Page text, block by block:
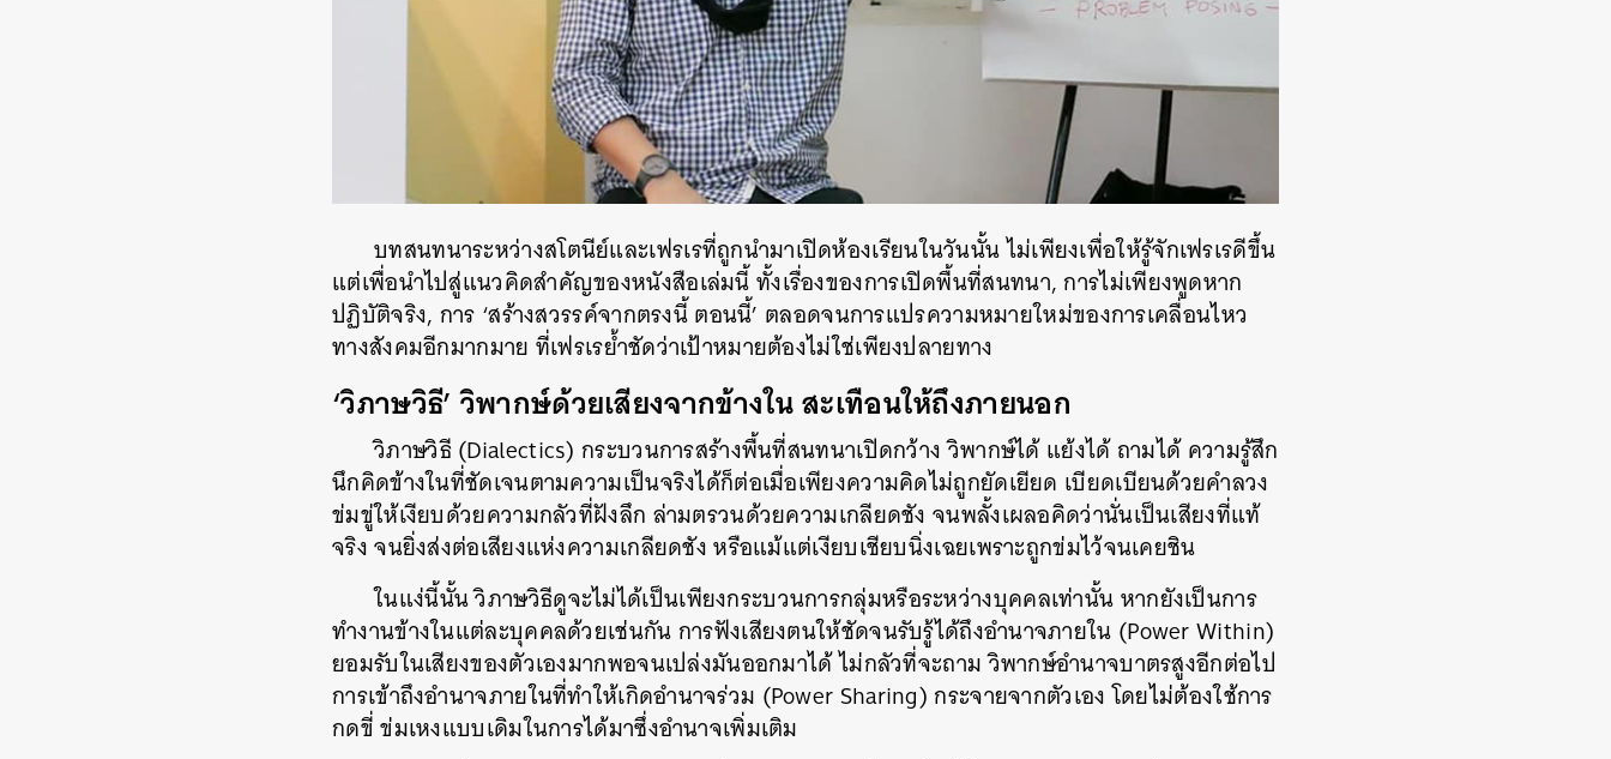
บทสนทนาระหว่างสโตนีย์และเฟรเรที่ถูกนำมาเปิดห้องเรียนในวันนั้น ไม่เพียงเพื่อให้รู้จักเฟรเรดีขึ้น
แต่เพื่อนำไปสู่แนวคิดสำคัญของหนังสือเล่มนี้ ทั้งเรื่องของการเปิดพื้นที่สนทนา, การไม่เพียงพูดหาก
ปฏิบัติจริง, การ ‘สร้างสวรรค์จากตรงนี้ ตอนนี้’ ตลอดจนการแปรความหมายใหม่ของการเคลื่อนไหว
ทางสังคมอีกมากมาย ที่เฟรเรย้ำชัดว่าเป้าหมายต้องไม่ใช่เพียงปลายทาง
‘วิภาษวิธี’วิพากษ์ด้วยเสียงจากข้างในสะเทือนให้ถึงภายนอก
วิภาษวิธี (Dialectics) กระบวนการสร้างพื้นที่สนทนาเปิดกว้าง วิพากษ์ได้ แย้งได้ ถามได้ ความรู้สึก
นึกคิดข้างในที่ชัดเจนตามความเป็นจริงได้ก็ต่อเมื่อเพียงความคิดไม่ถูกยัดเยียด เบียดเบียนด้วยคำลวง
ข่มขู่ให้เงียบด้วยความกลัวที่ฝังลึก ล่ามตรวนด้วยความเกลียดชัง จนพลั้งเผลอคิดว่านั่นเป็นเสียงที่แท้
จริง จนยิ่งส่งต่อเสียงแห่งความเกลียดชัง หรือแม้แต่เงียบเชียบนิ่งเฉยเพราะถูกข่มไว้จนเคยชิน
ในแง่นี้นั้น วิภาษวิธีดูจะไม่ได้เป็นเพียงกระบวนการกลุ่มหรือระหว่างบุคคลเท่านั้น หากยังเป็นการ
ทำงานข้างในแต่ละบุคคลด้วยเช่นกัน การฟังเสียงตนให้ชัดจนรับรู้ได้ถึงอำนาจภายใน (Power Within)
ยอมรับในเสียงของตัวเองมากพอจนเปล่งมันออกมาได้ ไม่กลัวที่จะถาม วิพากษ์อำนาจบาตรสูงอีกต่อไป
การเข้าถึงอำนาจภายในที่ทำให้เกิดอำนาจร่วม (Power Sharing) กระจายจากตัวเอง โดยไม่ต้องใช้การ
กดขี่ ข่มเหงแบบเดิมในการได้มาซึ่งอำนาจเพิ่มเติม
ค้นหา
SHARE TWEET LINE EMAIL